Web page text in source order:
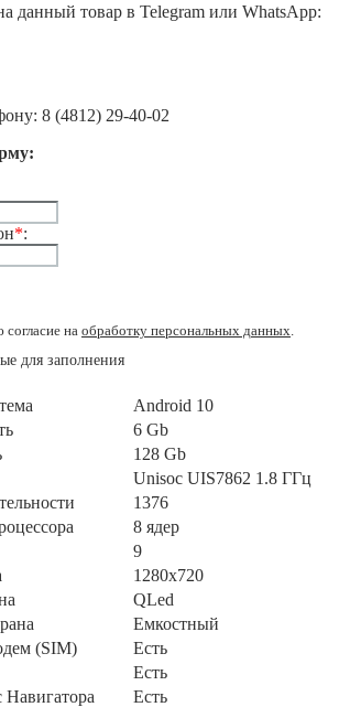
данный товар в Telegram или WhatsApp:
8 (4812) 29-40-02
*:
на обработку персональных данных.
для заполнения
Android 10
6 Gb
128 Gb
Unisoc UIS7862 1.8 ГГц
1376
8 ядер
9
1280x720
QLed
Емкостный
(SIM)
Есть
Есть
Есть